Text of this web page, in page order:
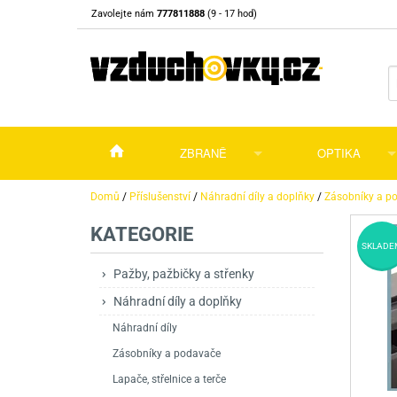
Zavolejte nám 777811888 (9 - 17 hod)
ZBRANĚ
Vzduchovky Vzduchovky na
Příslušenství pro
Vzduchovky PCP
Vzduchovky
Vzduchové pistole a revolveryPříslušenství
Plynové pistole a revolvery
Perkusní zbraně
Zbraně na ZP
Nože Nože s pevnou
OPTIKA
Puškohledy
Dalekohledy a
Kolimátory, lasery
Noční vidění a
Domů / Příslušenství / Náhradní díly a doplňky / Zásobníky a
KATEGORIE
Pažby, pažbičky a střenky
Náhradní díly a doplňky
Náhradní díly
Zásobníky a podavače
Lapače, střelnice a terče